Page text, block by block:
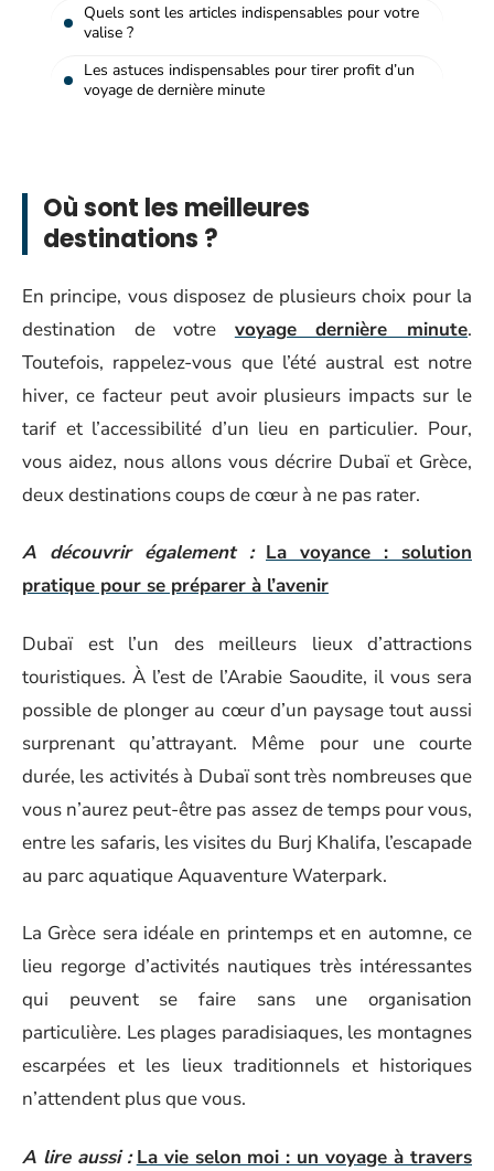
Quels sont les articles indispensables pour votre
valise ?
Les astuces indispensables pour tirer profit d’un
voyage de dernière minute
Où sont les meilleures
destinations ?
En principe, vous disposez de plusieurs choix pour la
destination de votre voyage dernière minute.
Toutefois, rappelez-vous que l’été austral est notre
hiver, ce facteur peut avoir plusieurs impacts sur le
tarif et l’accessibilité d’un lieu en particulier. Pour,
vous aidez, nous allons vous décrire Dubaï et Grèce,
deux destinations coups de cœur à ne pas rater.
A découvrir également : La voyance : solution
pratique pour se préparer à l’avenir
Dubaï est l’un des meilleurs lieux d’attractions
touristiques. À l’est de l’Arabie Saoudite, il vous sera
possible de plonger au cœur d’un paysage tout aussi
surprenant qu’attrayant. Même pour une courte
durée, les activités à Dubaï sont très nombreuses que
vous n’aurez peut-être pas assez de temps pour vous,
entre les safaris, les visites du Burj Khalifa, l’escapade
au parc aquatique Aquaventure Waterpark.
La Grèce sera idéale en printemps et en automne, ce
lieu regorge d’activités nautiques très intéressantes
qui peuvent se faire sans une organisation
particulière. Les plages paradisiaques, les montagnes
escarpées et les lieux traditionnels et historiques
n’attendent plus que vous.
A lire aussi : La vie selon moi : un voyage à travers